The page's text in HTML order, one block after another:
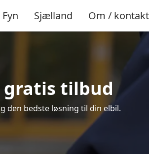
Fyn Sjælland Om / kontakt
gratis tilbud
den bedste løsning til din elbil.